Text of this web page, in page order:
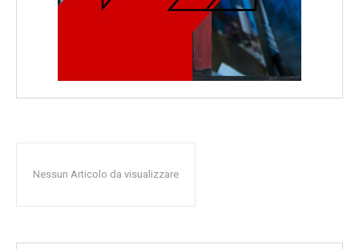
Nessun Articolo da visualizzare